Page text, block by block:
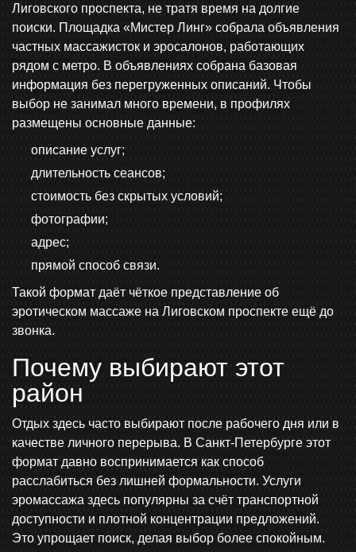
Лиговского проспекта, не тратя время на долгие
поиски. Площадка «Мистер Линг» собрала объявления
частных массажисток и эросалонов, работающих
рядом с метро. В объявлениях собрана базовая
информация без перегруженных описаний. Чтобы
выбор не занимал много времени, в профилях
размещены основные данные:
описание услуг;
длительность сеансов;
стоимость без скрытых условий;
фотографии;
адрес;
прямой способ связи.
Такой формат даёт чёткое представление об
эротическом массаже на Лиговском проспекте ещё до
звонка.
Почему выбирают этот
район
Отдых здесь часто выбирают после рабочего дня или в
качестве личного перерыва. В Санкт-Петербурге этот
формат давно воспринимается как способ
расслабиться без лишней формальности. Услуги
эромассажа здесь популярны за счёт транспортной
доступности и плотной концентрации предложений.
Это упрощает поиск, делая выбор более спокойным.